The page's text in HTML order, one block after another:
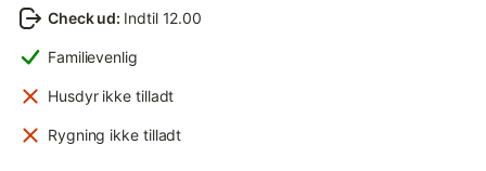
Check ud: Indtil 12.00
Familievenlig
Husdyr ikke tilladt
Rygning ikke tilladt